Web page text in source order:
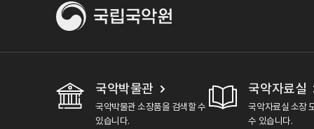
국악박물관
국악박물관 소장품을 검색할 수
있습니다.
국악자료실
국악자료실 소장
수 있습니다.